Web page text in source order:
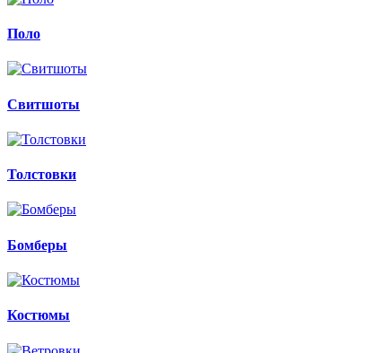
Поло
Свитшоты
Толстовки
Бомберы
Костюмы